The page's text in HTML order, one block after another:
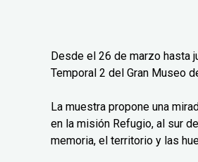
Desde el 26 de marzo hasta
Temporal 2 del Gran Museo
La muestra propone una
en la misión Refugio, al sur
memoria, el territorio y las